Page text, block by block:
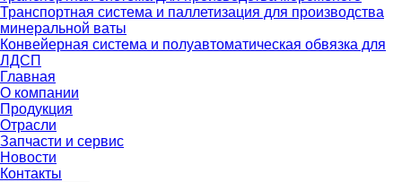
Транспортная система и паллетизация для производства
минеральной ваты
Конвейерная система и полуавтоматическая обвязка для
ЛДСП
Главная
О компании
Продукция
Отрасли
Запчасти и сервис
Новости
Контакты